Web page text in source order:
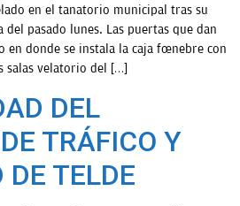
en el tanatorio municipal tras su
pasado lunes. Las puertas que dan
en donde se instala la caja fúnebre con
salas velatorio del […]
DEL
TRÁFICO Y
DE TELDE